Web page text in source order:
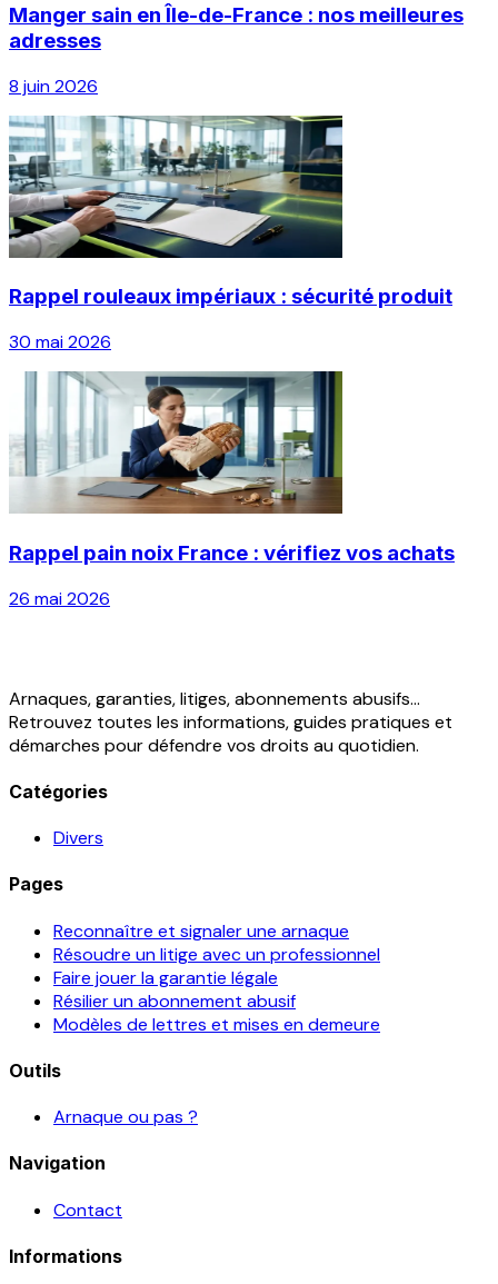
Manger sain en Île-de-France : nos meilleures
adresses
8 juin 2026
Rappel rouleaux impériaux : sécurité produit
30 mai 2026
Rappel pain noix France : vérifiez vos achats
26 mai 2026
Arnaques, garanties, litiges, abonnements abusifs...
Retrouvez toutes les informations, guides pratiques et
démarches pour défendre vos droits au quotidien.
Catégories
Divers
Pages
Reconnaître et signaler une arnaque
Résoudre un litige avec un professionnel
Faire jouer la garantie légale
Résilier un abonnement abusif
Modèles de lettres et mises en demeure
Outils
Arnaque ou pas ?
Navigation
Contact
Informations